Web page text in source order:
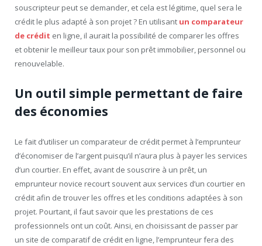
souscripteur peut se demander, et cela est légitime, quel sera le
crédit le plus adapté à son projet ? En utilisant un comparateur
de crédit en ligne, il aurait la possibilité de comparer les offres
et obtenir le meilleur taux pour son prêt immobilier, personnel ou
renouvelable.
Un outil simple permettant de faire
des économies
Le fait d’utiliser un comparateur de crédit permet à l’emprunteur
d’économiser de l’argent puisqu’il n’aura plus à payer les services
d’un courtier. En effet, avant de souscrire à un prêt, un
emprunteur novice recourt souvent aux services d’un courtier en
crédit afin de trouver les offres et les conditions adaptées à son
projet. Pourtant, il faut savoir que les prestations de ces
professionnels ont un coût. Ainsi, en choisissant de passer par
un site de comparatif de crédit en ligne, l’emprunteur fera des